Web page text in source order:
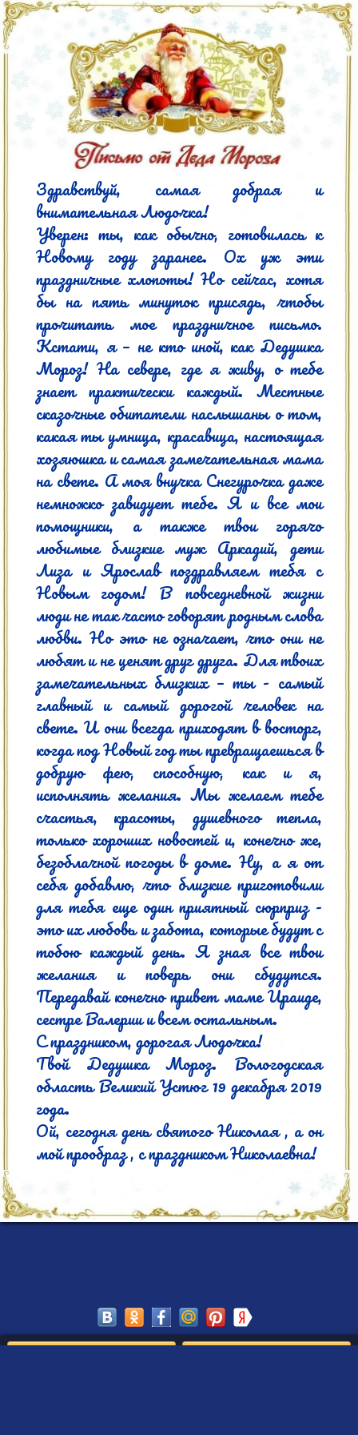
Здравствуй, самая добрая и
внимательная Людочка!
Уверен: ты, как обычно, готовилась к
Новому году заранее. Ох уж эти
праздничные хлопоты! Но сейчас, хотя
бы на пять минуток присядь, чтобы
прочитать мое праздничное письмо.
Кстати, я – не кто иной, как Дедушка
Мороз! На севере, где я живу, о тебе
знает практически каждый. Местные
сказочные обитатели наслышаны о том,
какая ты умница, красавица, настоящая
хозяюшка и самая замечательная мама
на свете. А моя внучка Снегурочка даже
немножко завидует тебе. Я и все мои
помощники, а также твои горячо
любимые близкие муж Аркадий, дети
Лиза и Ярослав поздравляем тебя с
Новым годом! В повседневной жизни
люди не так часто говорят родным слова
любви. Но это не означает, что они не
любят и не ценят друг друга. Для твоих
замечательных близких – ты - самый
главный и самый дорогой человек на
свете. И они всегда приходят в восторг,
когда под Новый год ты превращаешься в
добрую фею, способную, как и я,
исполнять желания. Мы желаем тебе
счастья, красоты, душевного тепла,
только хороших новостей и, конечно же,
безоблачной погоды в доме. Ну, а я от
себя добавлю, что близкие приготовили
для тебя еще один приятный сюрприз -
это их любовь и забота, которые будут с
тобою каждый день. Я зная все твои
желания и поверь они сбудутся.
Передавай конечно привет маме Ираиде,
сестре Валерии и всем остальным.
С праздником, дорогая Людочка!
Твой Дедушка Мороз. Вологодская
область Великий Устюг 19 декабря 2019
года.
Ой, сегодня день святого Николая , а он
мой прообраз , с праздником Николаевна!